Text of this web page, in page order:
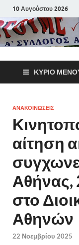
10 Αυγούστου 2026
ΚΎΡΙΟ
ΑΝΑΚΟΙΝΩΣΕΙΣ
αίτηση
Αθήνας,
στο
Αθηνών
22 Νοεμβρίου 2025